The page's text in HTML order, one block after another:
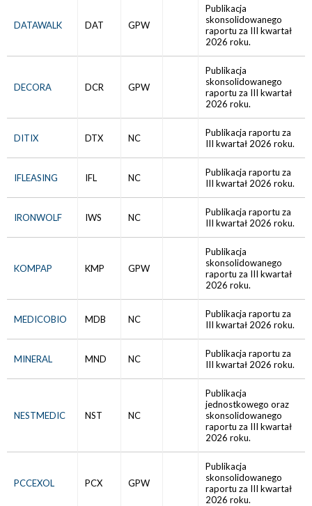
DATAWALK DAT GPW
Publikacja
skonsolidowanego
raportu za III kwartał
2026 roku.
DECORA DCR GPW
Publikacja
skonsolidowanego
raportu za III kwartał
2026 roku.
DITIX DTX NC
Publikacja raportu za
III kwartał 2026 roku.
IFLEASING IFL NC
Publikacja raportu za
III kwartał 2026 roku.
IRONWOLF IWS NC
Publikacja raportu za
III kwartał 2026 roku.
KOMPAP KMP GPW
Publikacja
skonsolidowanego
raportu za III kwartał
2026 roku.
MEDICOBIO MDB NC
Publikacja raportu za
III kwartał 2026 roku.
MINERAL MND NC
Publikacja raportu za
III kwartał 2026 roku.
NESTMEDIC NST NC
Publikacja
jednostkowego oraz
skonsolidowanego
raportu za III kwartał
2026 roku.
PCCEXOL PCX GPW
Publikacja
skonsolidowanego
raportu za III kwartał
2026 roku.